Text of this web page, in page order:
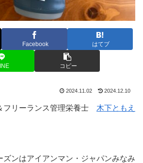
Facebook はてブ
コピー
2024.11.02 2024.12.10
フリーランス管理栄養士 木下ともえ
ズンはアイアンマン・ジャパンみなみ